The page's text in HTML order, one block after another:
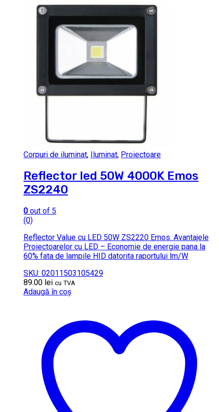
Corpuri de iluminat, Iluminat, Proiectoare
Reflector led 50W 4000K Emos
ZS2240
0 out of 5
(0)
Reflector Value cu LED 50W ZS2220 Emos. Avantajele
Proiectoarelor cu LED – Economie de energie pana la
60% fata de lampile HID datorita raportului lm/W
SKU: 02011503105429
89.00 lei cu TVA
Adaugă în coș